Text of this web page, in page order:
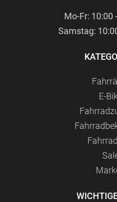
Mo-Fr: 10:00
Samstag:
E-